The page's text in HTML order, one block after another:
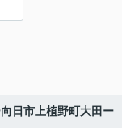
日市上植野町大田ー